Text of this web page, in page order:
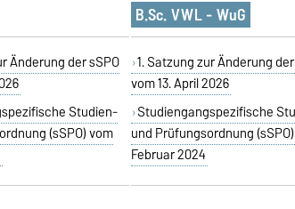
B.Sc. VWL - WuG
Änderung der sSPO
Studien-
(sSPO) vom
1. Satzung zur Änderung
vom 13. April 2026
Studiengangspezifische
und Prüfungsordnung
Februar 2024